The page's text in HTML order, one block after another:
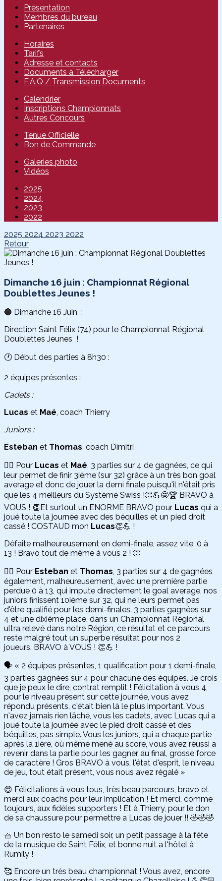
Présentation
Membres du bureau
Partenaires
Horaires
Tarifs
Adresse et contacts
Documents à Télécharger
F.A.Q / Transmission Documents
Calendrier
Inscriptions Championnats
Autres Concours
Tenue Officielle
Bon de Commande
Galeries photo
Vidéos
2025
2024
2023
2022
2025 2024 2023 2022
Retour
Dimanche 16 juin : Championnat Régional
Doublettes Jeunes !
🔵 Dimanche 16 Juin :
Direction Saint Félix (74) pour le Championnat Régional
Doublettes Jeunes !
🕐 Début des parties à 8h30 :
2 équipes présentes :
Cadets :
Lucas et Maé, coach Thierry
Juniors :
Esteban et Thomas, coach Dimitri
👉🏻 Pour Lucas et Maé, 3 parties sur 4 de gagnées, ce qui
leur permet de finir 3ième (sur 32) grâce à un très bon goal
average et donc de jouer la demi finale puisqu'il n'était pris
que les 4 meilleurs du Système Swiss !👏💪🤩🏆 BRAVO à
VOUS ! 👏Et surtout un ENORME BRAVO pour Lucas qui a
joué toute la journée avec des béquilles et un pied droit
cassé ! COSTAUD mon Lucas👏💪 !
Défaite malheureusement en demi-finale, assez vite, 0 à
13 ! Bravo tout de même à vous 2 ! 👏
👉🏻 Pour Esteban et Thomas, 3 parties sur 4 de gagnées
également, malheureusement, avec une première partie
perdue 0 à 13, qui impute directement le goal average, nos
juniors finissent 10ième sur 32, qui ne leurs permet pas
d'être qualifié pour les demi-finales. 3 parties gagnées sur
4 et une dixième place, dans un Championnat Régional
ultra relevé dans notre Région, ce résultat et ce parcours
reste malgré tout un superbe résultat pour nos 2
joueurs. BRAVO à VOUS ! 👏💪 !
🗣️ « 2 équipes présentes, 1 qualification pour 1 demi-finale,
3 parties gagnées sur 4 pour chacune des équipes. Je crois
que je peux le dire, contrat remplit ! Félicitation à vous 4,
pour le niveau présent sur cette journée, vous avez
répondu présents, c'était bien là le plus important. Vous
n'avez jamais rien lâché, vous les cadets, avec Lucas qui a
joué toute la journée avec le pied droit cassé et des
béquilles, pas simple. Vous les juniors, qui a chaque partie
après la 1ière, où même mené au score, vous avez réussi a
revenir dans la partie pour les gagner au final, grosse force
de caractère ! Gros BRAVO à vous, l'état d'esprit, le niveau
de jeu, tout était présent, vous nous avez régalé »
😍 Félicitations à vous tous, très beau parcours, bravo et
merci aux coachs pour leur implication ! Et merci, comme
toujours, aux fidèles supporters ! Et à Thierry, pour le don
de sa chaussure pour permettre a Lucas de jouer !! 🤣🤣🤣
🧺 Un bon resto le samedi soir, un petit passage à la fête
de la musique de Saint Félix, et bonne nuit a l'hôtel à
Rumily !
🥰 Encore un très beau championnat ! Vous avez, encore